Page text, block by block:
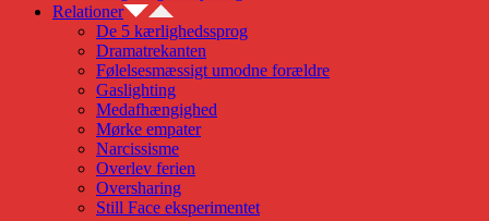
Relationer
De 5 kærlighedssprog
Dramatrekanten
Følelsesmæssigt umodne forældre
Gaslighting
Medafhængighed
Mørke empater
Narcissisme
Overlev ferien
Oversharing
Still Face eksperimentet